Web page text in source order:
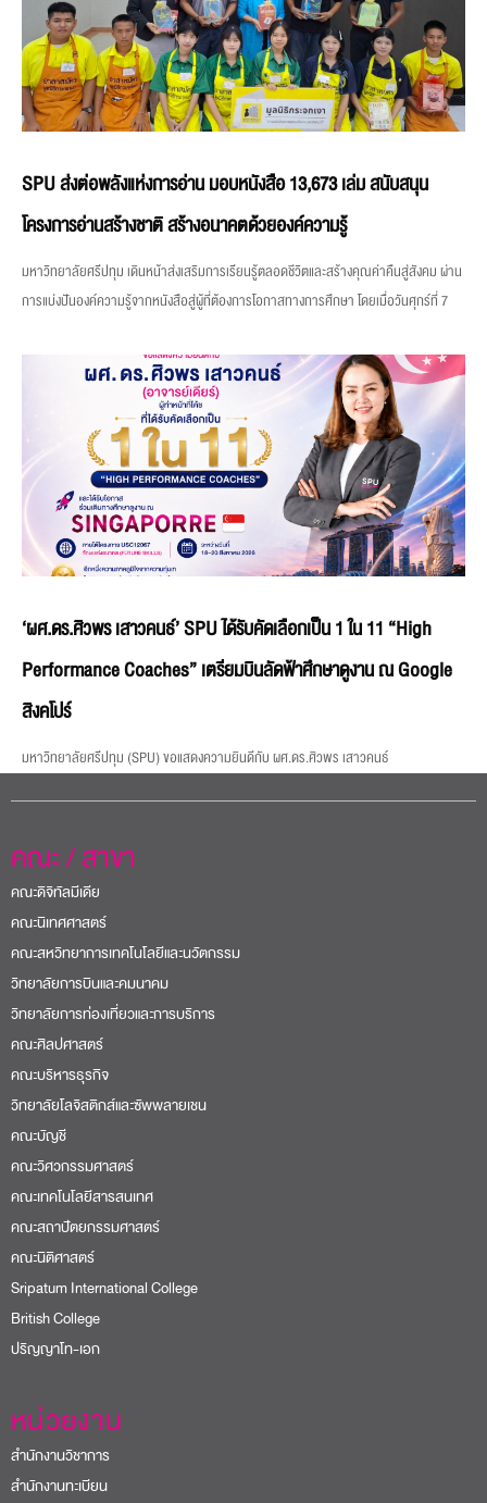
SPU ส่งต่อพลังแห่งการอ่าน มอบหนังสือ 13,673 เล่ม สนับสนุน
โครงการอ่านสร้างชาติ สร้างอนาคตด้วยองค์ความรู้
มหาวิทยาลัยศรีปทุม เดินหน้าส่งเสริมการเรียนรู้ตลอดชีวิตและสร้างคุณค่าคืนสู่สังคม ผ่าน
การแบ่งปันองค์ความรู้จากหนังสือสู่ผู้ที่ต้องการโอกาสทางการศึกษา โดยเมื่อวันศุกร์ที่ 7
‘ผศ.ดร.ศิวพร เสาวคนธ์’ SPU ได้รับคัดเลือกเป็น 1 ใน 11 “High
Performance Coaches” เตรียมบินลัดฟ้าศึกษาดูงาน ณ Google
สิงคโปร์
มหาวิทยาลัยศรีปทุม (SPU) ขอแสดงความยินดีกับ ผศ.ดร.ศิวพร เสาวคนธ์
คณะ / สาขา
คณะดิจิทัลมีเดีย
คณะนิเทศศาสตร์
คณะสหวิทยาการเทคโนโลยีและนวัตกรรม
วิทยาลัยการบินและคมนาคม
วิทยาลัยการท่องเที่ยวและการบริการ
คณะศิลปศาสตร์
คณะบริหารธุรกิจ
วิทยาลัยโลจิสติกส์และซัพพลายเชน
คณะบัญชี
คณะวิศวกรรมศาสตร์
คณะเทคโนโลยีสารสนเทศ
คณะสถาปัตยกรรมศาสตร์
คณะนิติศาสตร์
Sripatum International College
British College
ปริญญาโท-เอก
หน่วยงาน
สำนักงานวิชาการ
สำนักงานทะเบียน